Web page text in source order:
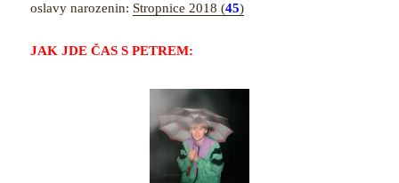
oslavy narozenin: Stropnice 2018 (45)
JAK JDE ČAS S PETREM: